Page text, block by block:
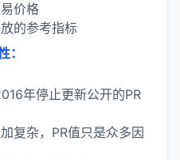
价格
的参考指标
：
年停止更新公开的PR
复杂，PR值只是众多因